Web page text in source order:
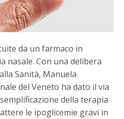
da un farmaco in
nasale. Con una delibera
Sanità, Manuela
del Veneto ha dato il via
della terapia
le ipoglicemie gravi in